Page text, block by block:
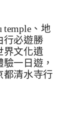
temple、地
行必遊勝
界文化遺
一日遊，
都清水寺行